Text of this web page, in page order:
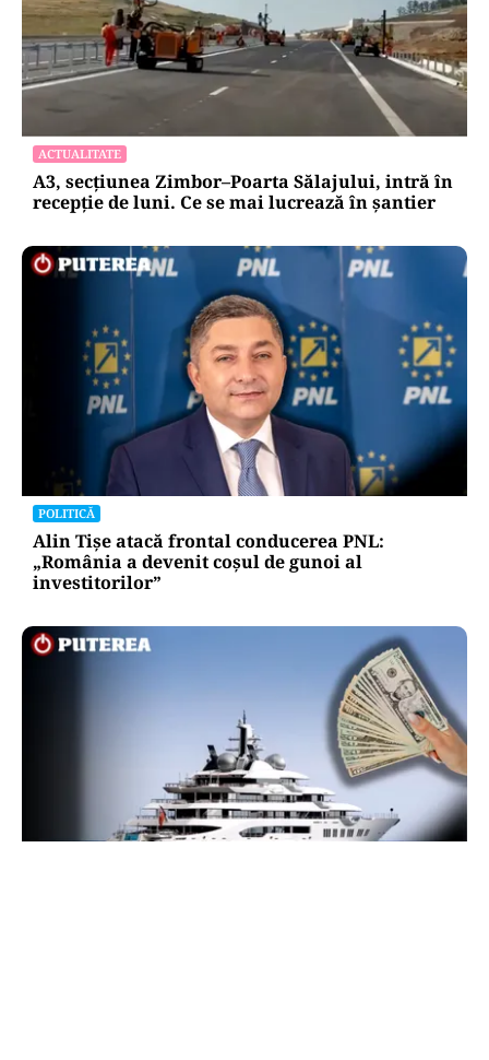
ACTUALITATE
A3, secțiunea Zimbor–Poarta Sălajului, intră în
recepție de luni. Ce se mai lucrează în șantier
POLITICĂ
Alin Tișe atacă frontal conducerea PNL:
„România a devenit coșul de gunoi al
investitorilor”